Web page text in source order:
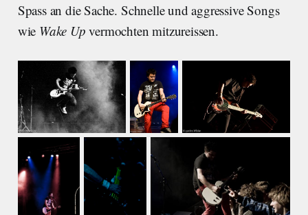
Spass an die Sache. Schnelle und aggressive Songs
wie Wake Up vermochten mitzureissen.